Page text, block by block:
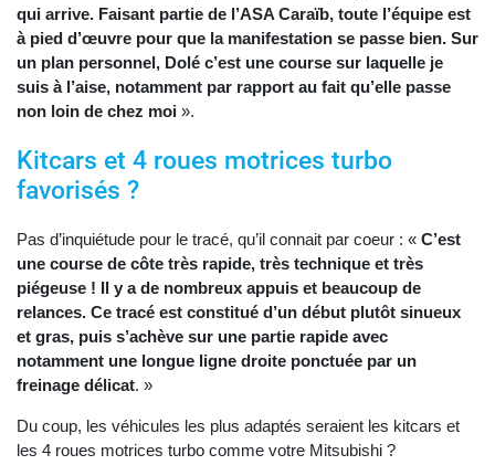
qui arrive. Faisant partie de l’ASA Caraïb, toute l’équipe est
à pied d’œuvre pour que la manifestation se passe bien. Sur
un plan personnel, Dolé c’est une course sur laquelle je
suis à l’aise, notamment par rapport au fait qu’elle passe
non loin de chez moi ».
Kitcars et 4 roues motrices turbo
favorisés ?
Pas d’inquiétude pour le tracé, qu’il connait par coeur : « C’est
une course de côte très rapide, très technique et très
piégeuse ! Il y a de nombreux appuis et beaucoup de
relances. Ce tracé est constitué d’un début plutôt sinueux
et gras, puis s’achève sur une partie rapide avec
notamment une longue ligne droite ponctuée par un
freinage délicat. »
Du coup, les véhicules les plus adaptés seraient les kitcars et
les 4 roues motrices turbo comme votre Mitsubishi ?